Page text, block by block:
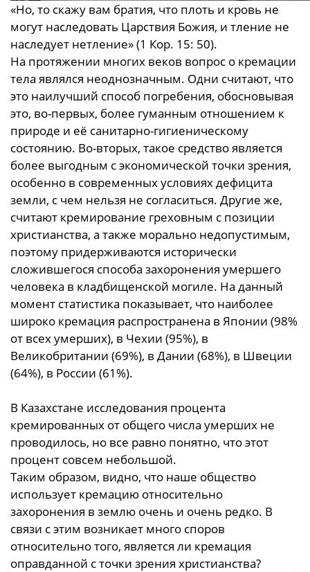
«Но, то скажу вам братия, что плоть и кровь не
могут наследовать Царствия Божия, и тление не
наследует нетление» (1 Кор. 15: 50).
На протяжении многих веков вопрос о кремации
тела являлся неоднозначным. Одни считают, что
это наилучший способ погребения, обосновывая
это, во-первых, более гуманным отношением к
природе и её санитарно-гигиеническому
состоянию. Во-вторых, такое средство является
более выгодным с экономической точки зрения,
особенно в современных условиях дефицита
земли, с чем нельзя не согласиться. Другие же,
считают кремирование греховным с позиции
христианства, а также морально недопустимым,
поэтому придерживаются исторически
сложившегося способа захоронения умершего
человека в кладбищенской могиле. На данный
момент статистика показывает, что наиболее
широко кремация распространена в Японии (98%
от всех умерших), в Чехии (95%), в
Великобритании (69%), в Дании (68%), в Швеции
(64%), в России (61%).
В Казахстане исследования процента
кремированных от общего числа умерших не
проводилось, но все равно понятно, что этот
процент совсем небольшой.
Таким образом, видно, что наше общество
использует кремацию относительно
захоронения в землю очень и очень редко. В
связи с этим возникает много споров
относительно того, является ли кремация
оправданной с точки зрения христианства?